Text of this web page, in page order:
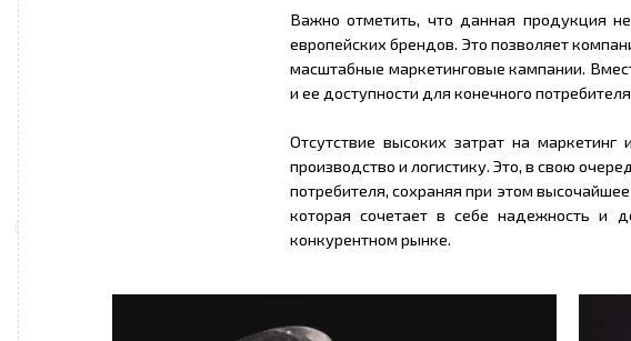
Важно отметить, что данная продукция
европейских брендов. Это позволяет
масштабные маркетинговые кампании.
и ее доступности для конечного
Отсутствие высоких затрат на
производство и логистику. Это, в свою
потребителя, сохраняя при этом
которая сочетает в себе надежность и
конкурентном рынке.